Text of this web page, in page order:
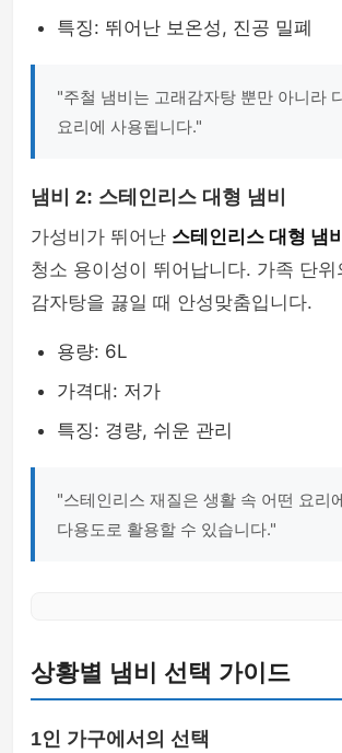
특징: 뛰어난 보온성, 진공 밀폐
"주철 냄비는 고래감자탕 뿐만 아니라
요리에 사용됩니다."
냄비 2: 스테인리스 대형 냄비
가성비가 뛰어난 스테인리스 대형 냄비
청소 용이성이 뛰어납니다. 가족 단위
감자탕을 끓일 때 안성맞춤입니다.
용량: 6L
가격대: 저가
특징: 경량, 쉬운 관리
"스테인리스 재질은 생활 속 어떤 요리
다용도로 활용할 수 있습니다."
상황별 냄비 선택 가이드
1인 가구에서의 선택